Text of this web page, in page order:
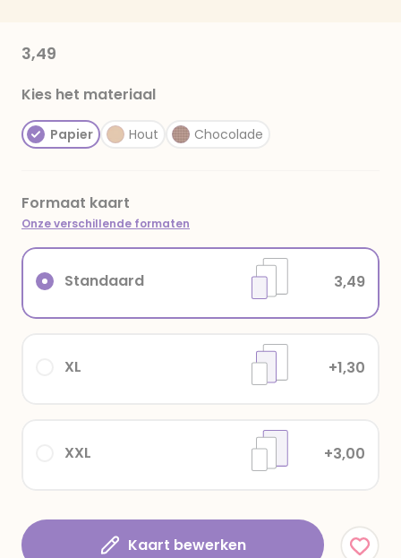
3,49
Kies het materiaal
Papier Hout Chocolade
Formaat kaart
Onze verschillende formaten
XXL +3,00
XL +1,30
Standaard 3,49
Kaart bewerken